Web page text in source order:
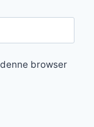
browser